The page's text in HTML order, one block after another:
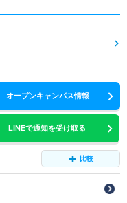
オープンキャンパス情報
LINEで通知を受け取る
比較